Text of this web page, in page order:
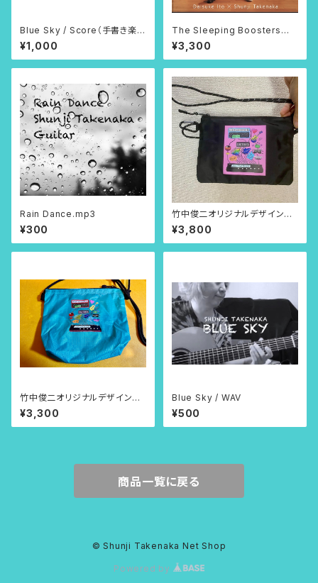
Blue Sky / Score（手書き楽
譜）PDF
¥1,000
The Sleeping Boosters伊
藤大輔×竹中俊二「treasure」
¥3,300
Rain Dance.mp3
¥300
竹中俊二オリジナルデザインサ
コッシュ（カラビナ付き）
¥3,800
竹中俊二オリジナルデザインサ
コッシュ（カラビナ無し）ミントグ
リーン
¥3,300
Blue Sky / WAV
¥500
商品一覧に戻る
© Shunji Takenaka Net Shop
Powered by